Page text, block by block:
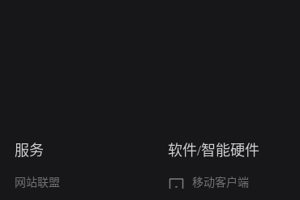
服务
网站联盟
软件/智能硬件
移动客户端